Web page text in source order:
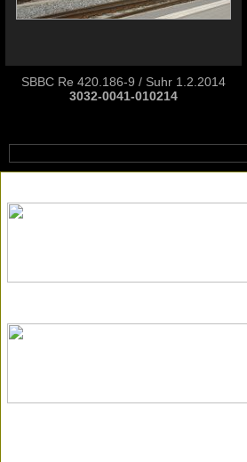
SBBC Re 420.186-9 / Suhr 1.2.2014
3032-0041-010214